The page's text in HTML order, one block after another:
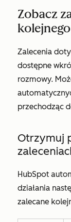
Zobacz
Zalecenia
dostępne
rozmowy.
przechodząc
Otrzymuj
HubSpot
działania
zalecane